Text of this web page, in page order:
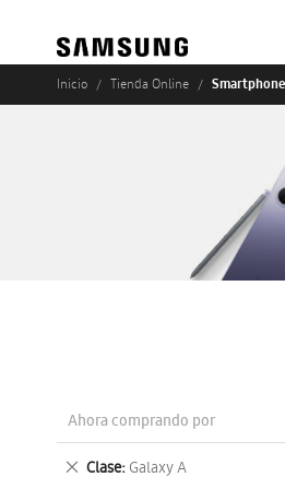
Inicio Tienda Online
Ahora comprando por
Clase Galaxy A
Eliminar